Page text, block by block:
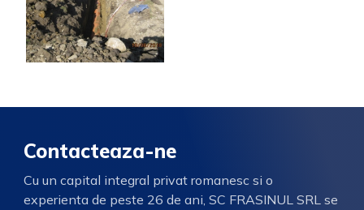
Contacteaza-ne
Cu un capital integral privat romanesc si o
experienta de peste 26 de ani, SC FRASINUL SRL se